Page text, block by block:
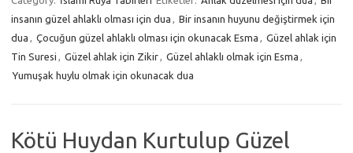
insanın güzel ahlaklı olması için dua , Bir insanın huyunu değiştirmek için
dua , Çocuğun güzel ahlaklı olması için okunacak Esma , Güzel ahlak için
Tin Suresi , Güzel ahlak için Zikir, Güzel ahlaklı olmak için Esma ,
Yumuşak huylu olmak için okunacak dua
Kötü Huydan Kurtulup Güzel